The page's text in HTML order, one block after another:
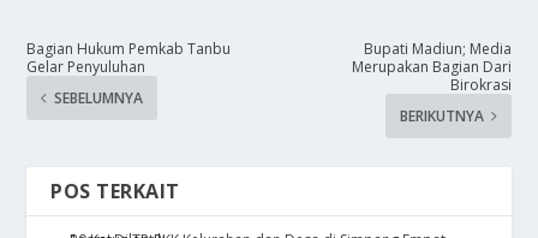
Bagian Hukum Pemkab Tanbu
Gelar Penyuluhan
SEBELUMNYA
Bupati Madiun; Media
Merupakan Bagian Dari
Birokrasi
BERIKUTNYA
POS TERKAIT